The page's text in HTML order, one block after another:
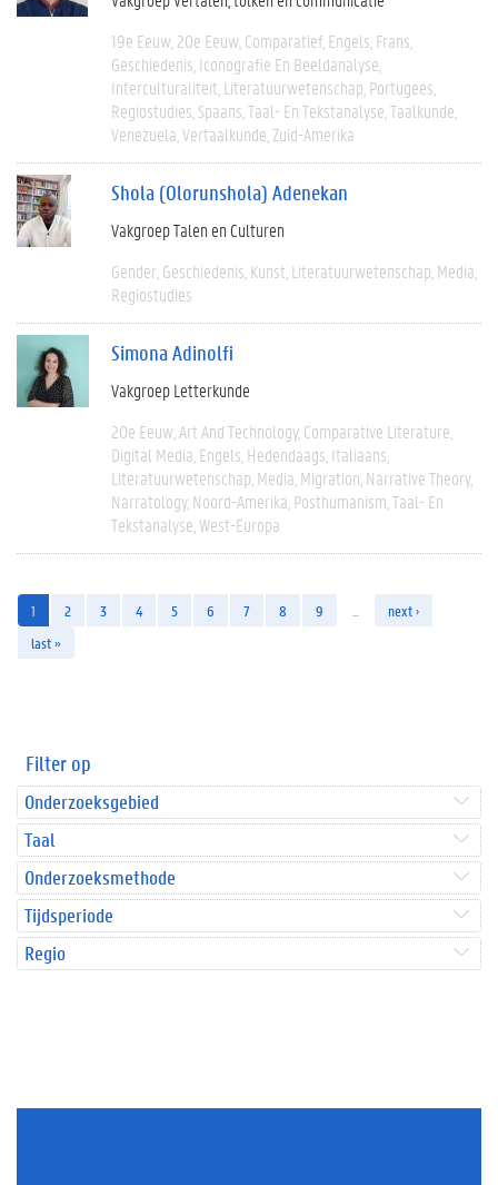
19e Eeuw 20e Eeuw Comparatief Engels Frans
Geschiedenis Iconografie En Beeldanalyse
Interculturaliteit Literatuurwetenschap Portugees
Regiostudies Spaans Taal- En Tekstanalyse Taalkunde
Venezuela Vertaalkunde Zuid-Amerika
Shola (Olorunshola) Adenekan
Vakgroep Talen en Culturen
Gender Geschiedenis Kunst Literatuurwetenschap Media
Regiostudies
Simona Adinolfi
Vakgroep Letterkunde
20e Eeuw Art And Technology Comparative Literature
Digital Media Engels Hedendaags Italiaans
Literatuurwetenschap Media Migration Narrative Theory
Narratology Noord-Amerika Posthumanism Taal- En
Tekstanalyse West-Europa
1 2 3 4 5 6 7 8 9
next ›
last »
Filter op
Onderzoeksgebied
Taal
Onderzoeksmethode
Tijdsperiode
Regio